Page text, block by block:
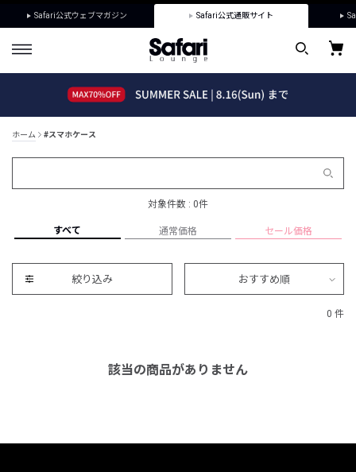
Safari公式ウェブマガジン Safari公式通販サイト
ホーム #スマホケース
対象件数 : 0件
すべて 通常価格 セール価格
絞り込み おすすめ順
0 件
該当の商品がありません